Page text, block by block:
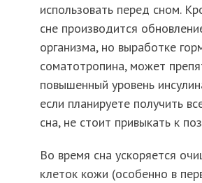
использовать перед сном.
сне производится
организма, но выработке
соматотропина, может
повышенный уровень
если планируете получить
сна, не стоит привыкать к
Во время сна ускоряется
клеток кожи (особенно в